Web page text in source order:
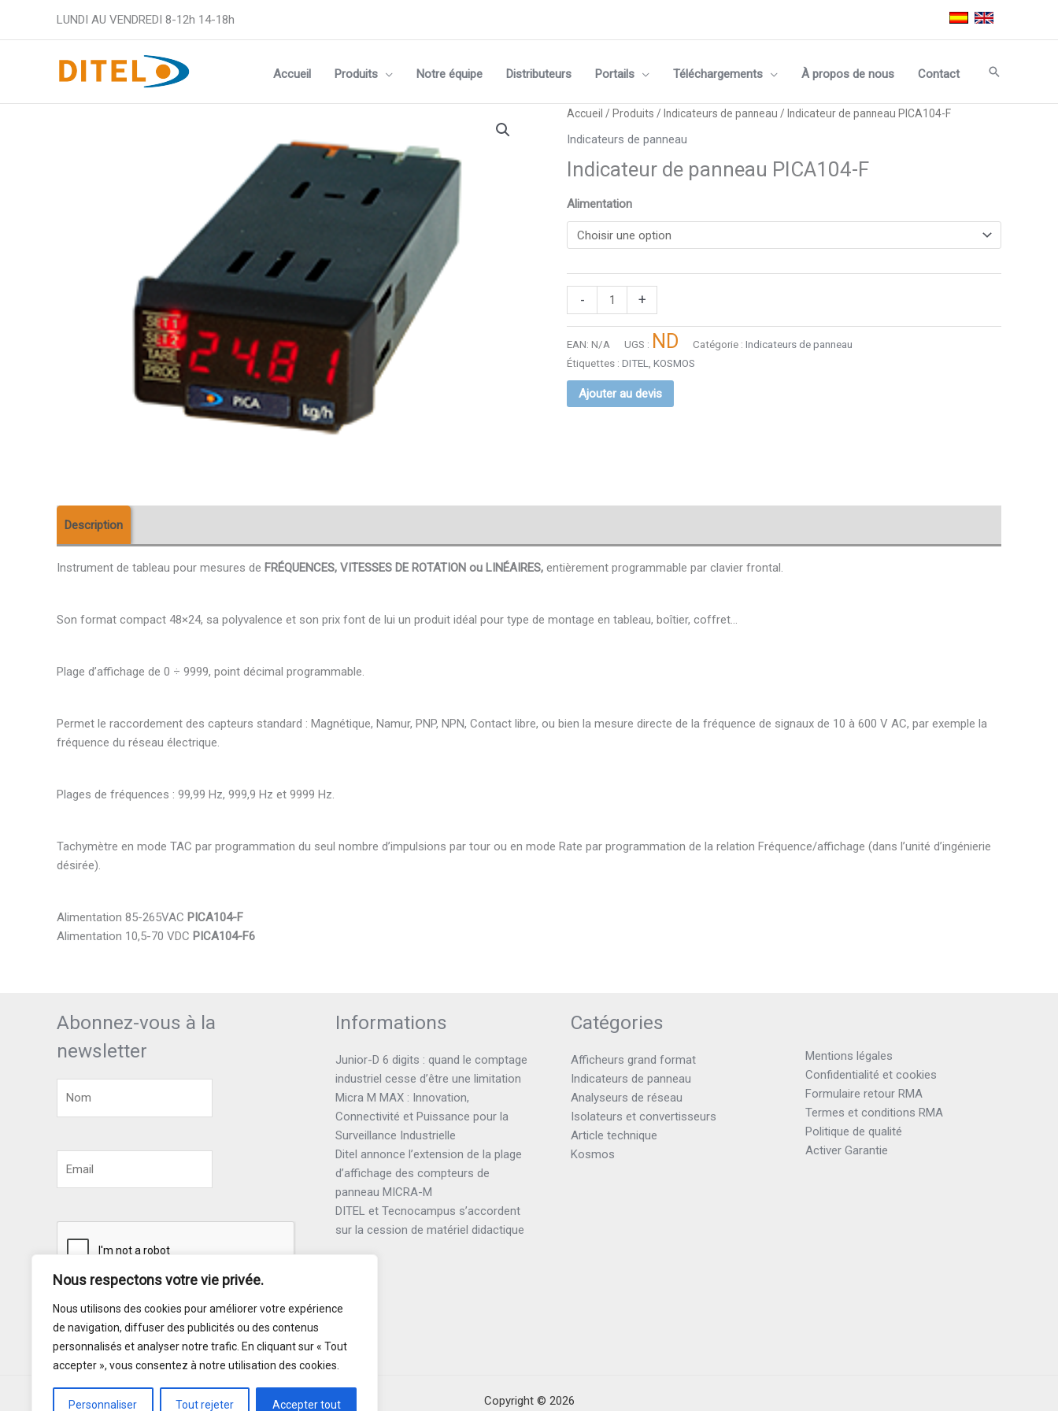
Nous respectons votre vie privée.
Nous utilisons des cookies pour améliorer votre expérience
de navigation, diffuser des publicités ou des contenus
personnalisés et analyser notre trafic. En cliquant sur « Tout
accepter », vous consentez à notre utilisation des cookies.
Personnaliser Tout rejeter Accepter tout
LUNDI AU VENDREDI 8-12h 14-18h
Accueil Produits Notre équipe Distributeurs Portails Téléchargements À propos de nous Contact
Accueil / Produits / Indicateurs de panneau / Indicateur de panneau PICA104-F
Indicateurs de panneau
Indicateur de panneau PICA104-F
Alimentation
-
quantité
de
de
PICA104-
F
+
EAN: N/A UGS : ND Catégorie : Indicateurs de panneau
Étiquettes : DITEL KOSMOS
Ajouter au devis
Description
Instrument de tableau pour mesures de FRÉQUENCES, VITESSES DE ROTATION ou LINÉAIRES, entièrement programmable par clavier frontal.
Son format compact 48×24, sa polyvalence et son prix font de lui un produit idéal pour type de montage en tableau, boîtier, coffret…
Plage d’affichage de 0 ÷ 9999, point décimal programmable.
Permet le raccordement des capteurs standard : Magnétique, Namur, PNP, NPN, Contact libre, ou bien la mesure directe de la fréquence de signaux de 10 à 600 V AC, par exemple la
fréquence du réseau électrique.
Plages de fréquences : 99,99 Hz, 999,9 Hz et 9999 Hz.
Tachymètre en mode TAC par programmation du seul nombre d’impulsions par tour ou en mode Rate par programmation de la relation Fréquence/affichage (dans l’unité d’ingénierie
désirée).
Alimentation 85-265VAC PICA104-F
Alimentation 10,5-70 VDC PICA104-F6
Abonnez-vous à la
newsletter
Souscrire
Informations
Junior-D 6 digits : quand le comptage
industriel cesse d’être une limitation
Micra M MAX : Innovation,
Connectivité et Puissance pour la
Surveillance Industrielle
Ditel annonce l’extension de la plage
d’affichage des compteurs de
panneau MICRA-M
DITEL et Tecnocampus s’accordent
sur la cession de matériel didactique
Catégories
Afficheurs grand format
Indicateurs de panneau
Analyseurs de réseau
Isolateurs et convertisseurs
Article technique
Kosmos
Mentions légales
Confidentialité et cookies
Formulaire retour RMA
Termes et conditions RMA
Politique de qualité
Activer Garantie
Copyright © 2026